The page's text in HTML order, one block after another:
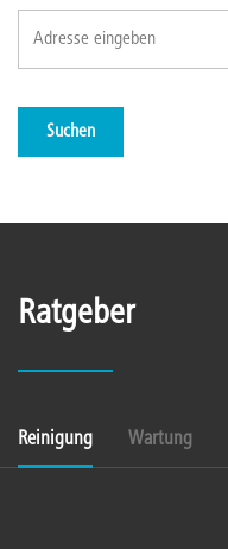
Suchen
Ratgeber
Reinigung Wartung